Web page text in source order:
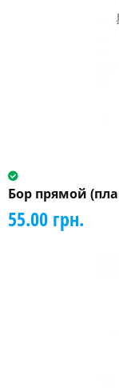
Бор прямой
55.00 грн.